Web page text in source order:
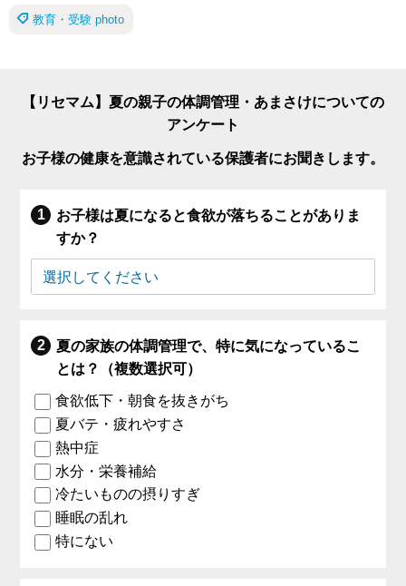
教育・受験 photo
【リセマム】夏の親子の体調管理・あまさけについての
アンケート
お子様の健康を意識されている保護者にお聞きします。
お子様は夏になると食欲が落ちることがありま
すか？
夏の家族の体調管理で、特に気になっているこ
とは？（複数選択可）
食欲低下・朝食を抜きがち
夏バテ・疲れやすさ
熱中症
水分・栄養補給
冷たいものの摂りすぎ
睡眠の乱れ
特にない